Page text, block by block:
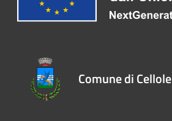
Comune di Cellole